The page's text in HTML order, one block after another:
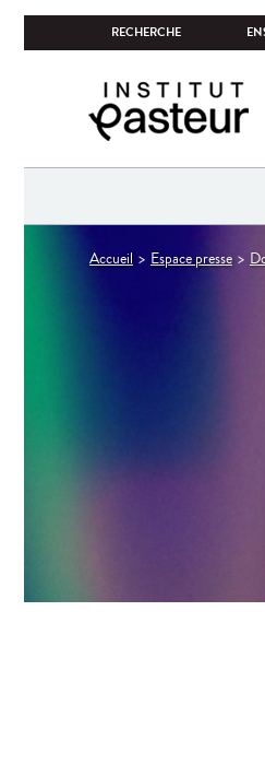
RECHERCHE
Vous
Accueil Espace presse